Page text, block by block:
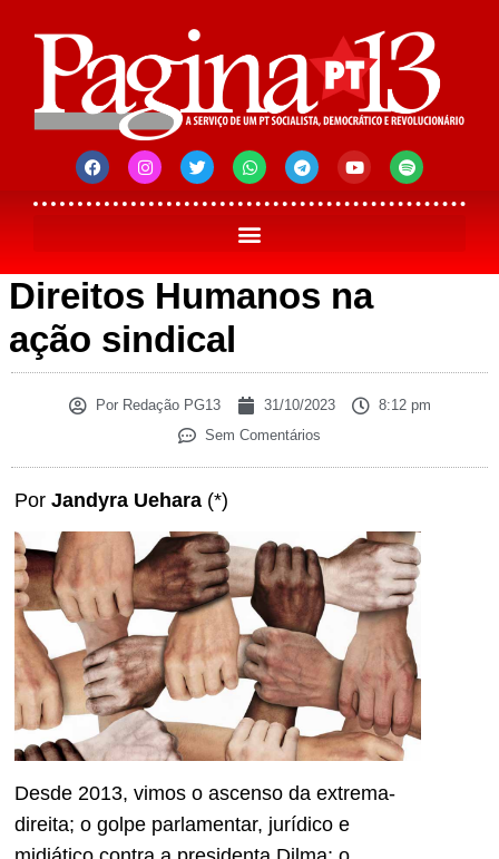
Direitos Humanos na
ação sindical
PorRedação PG13 31/10/2023
8:12 pm
Sem Comentários
Por Jandyra Uehara (*)
Desde 2013, vimos o ascenso da extrema-
direita; o golpe parlamentar, jurídico e